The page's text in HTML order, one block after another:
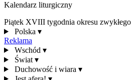
Kalendarz liturgiczny
Piątek XVIII tygodnia okresu zwykłego
Polska ▾
Reklama
Wschód ▾
Świat ▾
Duchowość i wiara ▾